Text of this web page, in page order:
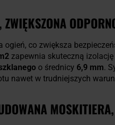
co zwiększa
zapewnia skuteczną
o średnicy 6,9 mm.
nawet w trudniejszych